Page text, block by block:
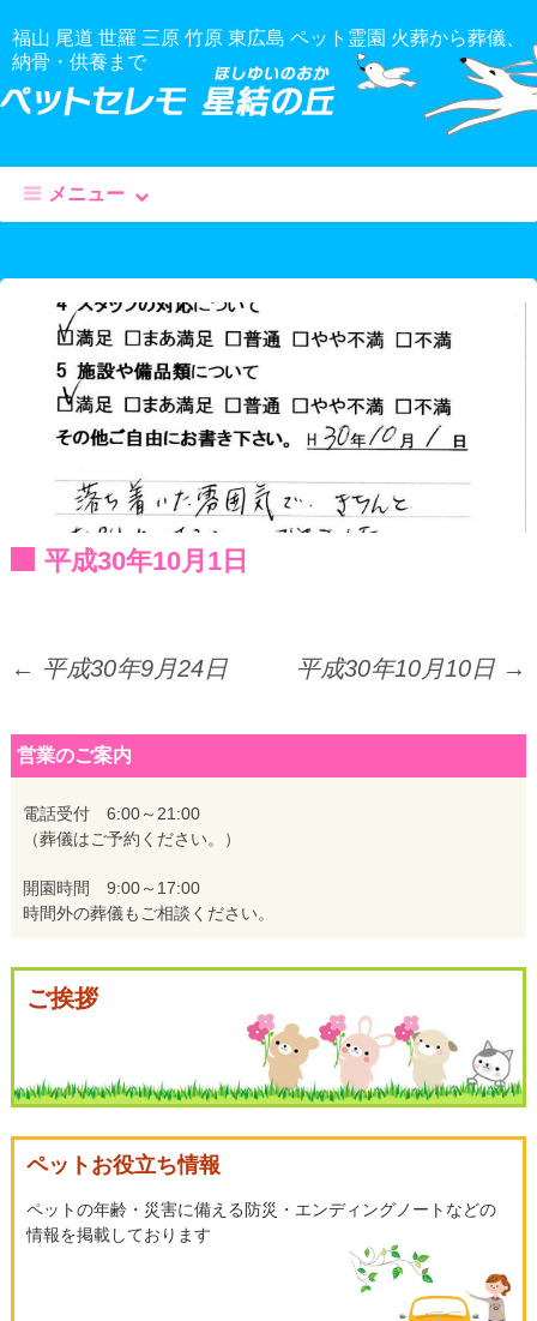
福山 尾道 世羅 三原 竹原 東広島 ペット霊園 火葬から葬儀、
納骨・供養まで
メニュー
平成30年10月1日
投
稿
ナ
ビ
ゲ
シ
ョ
← 平成30年9月24日 平成30年10月10日 →
営業のご案内
電話受付 6:00～21:00
（葬儀はご予約ください。）
開園時間 9:00～17:00
時間外の葬儀もご相談ください。
ご挨拶
ペットお役立ち情報
ペットの年齢・災害に備える防災・エンディングノートなどの
情報を掲載しております